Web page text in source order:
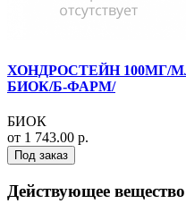
ХОНДРОСТЕЙН 100МГ/
БИОК/Б-ФАРМ/
БИОК
от 1 743.00 р.
Под заказ
Действующее